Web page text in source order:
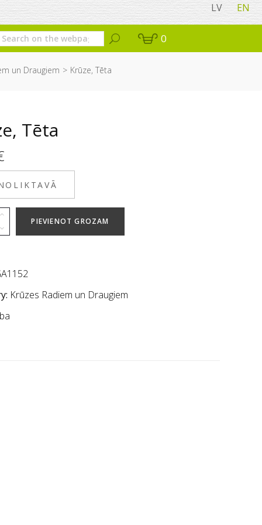
LV EN
0
un Draugiem Krūze, Tēta
Tēta
PIEVIENOT GROZAM
Krūzes Radiem un Draugiem